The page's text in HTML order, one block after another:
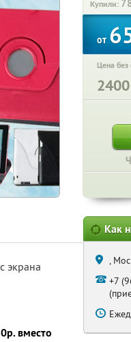
Купили:
от
Цена
2400
экрана
вместо
Как
,
+7